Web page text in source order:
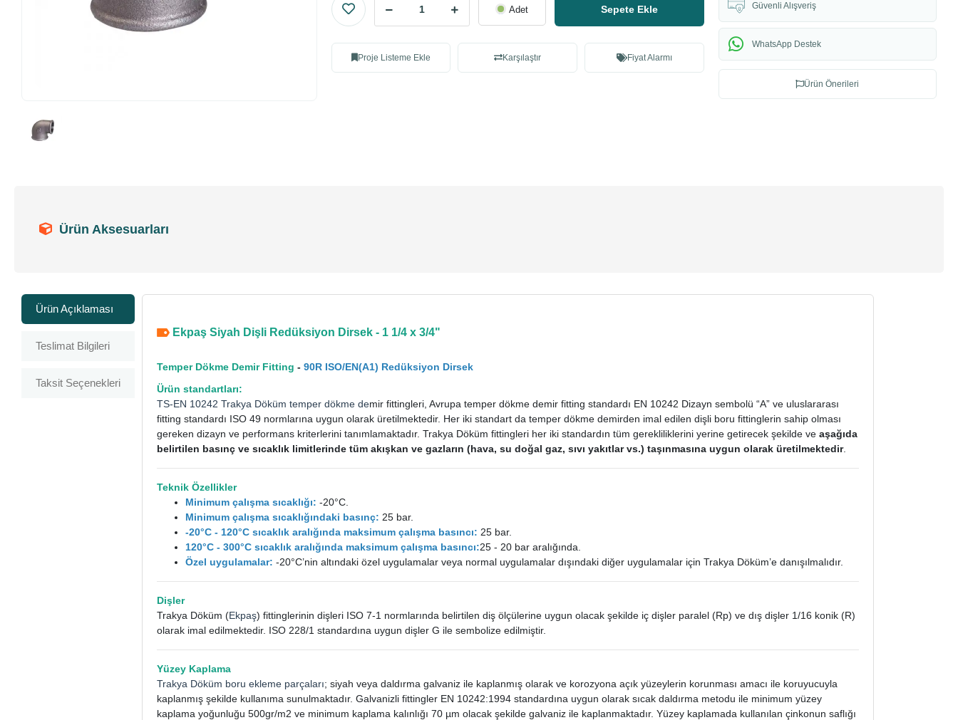
Adet Sepete Ekle
Proje Listeme Ekle Karşılaştır Fiyat Alarmı
Güvenli Alışveriş
WhatsApp Destek
Ürün Önerileri
Ürün Aksesuarları
Ürün Açıklaması
Teslimat Bilgileri
Taksit Seçenekleri
Ekpaş Siyah Dişli Redüksiyon Dirsek - 1 1/4 x 3/4"
Temper Dökme Demir Fitting -90R ISO/EN(A1) Redüksiyon Dirsek
Ürün standartları:
TS-EN 10242Trakya Döküm temper dökme demir fittingleri, Avrupa temper dökme demir fitting standardı EN 10242 Dizayn sembolü “A” ve uluslararası
fitting standardı ISO 49 normlarına uygun olarak üretilmektedir. Her iki standart da temper dökme demirden imal edilen dişli boru fittinglerin sahip olması
gereken dizayn ve performans kriterlerini tanımlamaktadır. Trakya Döküm fittingleri her iki standardın tüm gerekliliklerini yerine getirecek şekilde veaşağıda
belirtilen basınç ve sıcaklık limitlerinde tüm akışkan ve gazların (hava, su doğal gaz, sıvı yakıtlar vs.) taşınmasına uygun olarak üretilmektedir.
Teknik Özellikler
Minimum çalışma sıcaklığı: -20°C.
Minimum çalışma sıcaklığındaki basınç: 25 bar.
-20°C - 120°C sıcaklık aralığında maksimum çalışma basıncı: 25 bar.
120°C - 300°C sıcaklık aralığında maksimum çalışma basıncı:25 - 20 bar aralığında.
Özel uygulamalar: -20°C’nin altındaki özel uygulamalar veya normal uygulamalar dışındaki diğer uygulamalar için Trakya Döküm’e danışılmalıdır.
Dişler
Trakya Döküm (Ekpaş) fittinglerinin dişleri ISO 7-1 normlarında belirtilen diş ölçülerine uygun olacak şekilde iç dişler paralel (Rp) ve dış dişler 1/16 konik (R)
olarak imal edilmektedir. ISO 228/1 standardına uygun dişler G ile sembolize edilmiştir.
Yüzey Kaplama
Trakya Döküm boru ekleme parçaları; siyah veya daldırma galvaniz ile kaplanmış olarak ve korozyona açık yüzeylerin korunması amacı ile koruyucuyla
kaplanmış şekilde kullanıma sunulmaktadır. Galvanizli fittingler EN 10242:1994 standardına uygun olarak sıcak daldırma metodu ile minimum yüzey
kaplama yoğunluğu 500gr/m2 ve minimum kaplama kalınlığı 70 µm olacak şekilde galvaniz ile kaplanmaktadır. Yüzey kaplamada kullanılan çinkonun saflığı